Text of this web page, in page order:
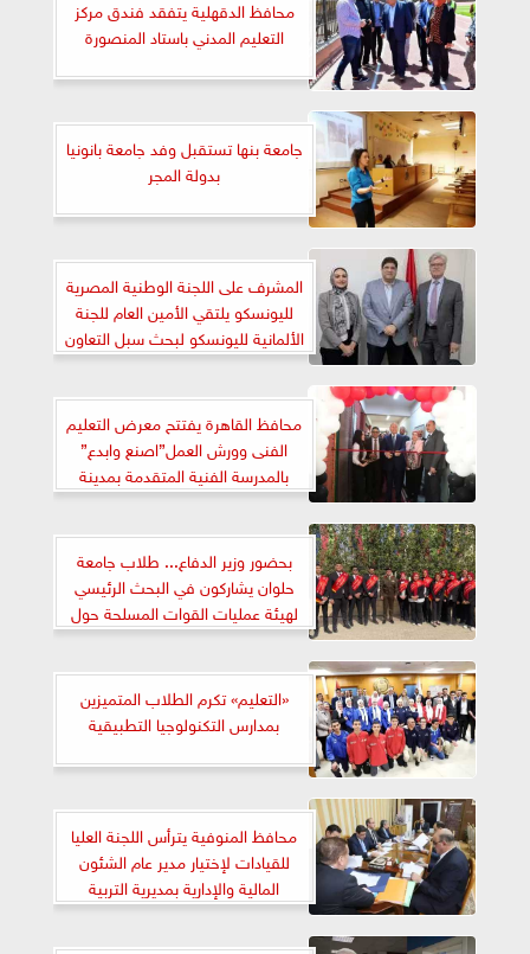
محافظ الدقهلية يتفقد فندق مركز
التعليم المدني باستاد المنصورة
جامعة بنها تستقبل وفد جامعة بانونيا
بدولة المجر
المشرف على اللجنة الوطنية المصرية
لليونسكو يلتقي الأمين العام للجنة
الألمانية لليونسكو لبحث سبل التعاون
المشترك
محافظ القاهرة يفتتح معرض التعليم
الفنى وورش العمل”اصنع وابدع”
بالمدرسة الفنية المتقدمة بمدينة
نصر
بحضور وزير الدفاع... طلاب جامعة
حلوان يشاركون في البحث الرئيسي
لهيئة عمليات القوات المسلحة حول
«دور مصر التنافسي في الطاقة»
«التعليم» تكرم الطلاب المتميزين
بمدارس التكنولوجيا التطبيقية
محافظ المنوفية يترأس اللجنة العليا
للقيادات لإختيار مدير عام الشئون
المالية والإدارية بمديرية التربية
والتعليم